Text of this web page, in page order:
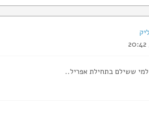
ששילם בתחילת אפריל..